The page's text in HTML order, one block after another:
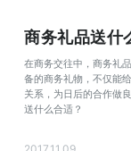
商务礼品送什
在商务交往中，商务礼
备的商务礼物，不仅能
关系，为日后的合作做
送什么合适？